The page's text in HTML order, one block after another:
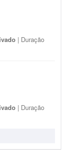
| Duração
| Duração